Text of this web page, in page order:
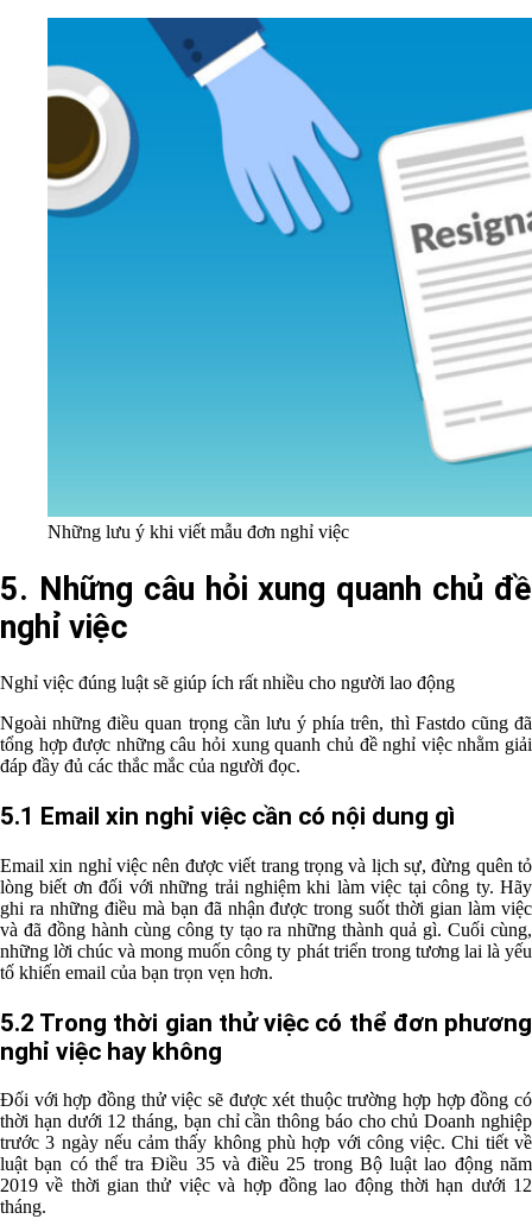
Những lưu ý khi viết mẫu đơn nghỉ việc
5. Những câu hỏi xung quanh chủ đề
nghỉ việc
Nghỉ việc đúng luật sẽ giúp ích rất nhiều cho người lao động
Ngoài những điều quan trọng cần lưu ý phía trên, thì Fastdo cũng đã
tổng hợp được những câu hỏi xung quanh chủ đề nghỉ việc nhằm giải
đáp đầy đủ các thắc mắc của người đọc.
5.1 Email xin nghỉ việc cần có nội dung gì
Email xin nghỉ việc nên được viết trang trọng và lịch sự, đừng quên tỏ
lòng biết ơn đối với những trải nghiệm khi làm việc tại công ty. Hãy
ghi ra những điều mà bạn đã nhận được trong suốt thời gian làm việc
và đã đồng hành cùng công ty tạo ra những thành quả gì. Cuối cùng,
những lời chúc và mong muốn công ty phát triển trong tương lai là yếu
tố khiến email của bạn trọn vẹn hơn.
5.2 Trong thời gian thử việc có thể đơn phương
nghỉ việc hay không
Đối với hợp đồng thử việc sẽ được xét thuộc trường hợp hợp đồng có
thời hạn dưới 12 tháng, bạn chỉ cần thông báo cho chủ Doanh nghiệp
trước 3 ngày nếu cảm thấy không phù hợp với công việc. Chi tiết về
luật bạn có thể tra Điều 35 và điều 25 trong Bộ luật lao động năm
2019 về thời gian thử việc và hợp đồng lao động thời hạn dưới 12
tháng.